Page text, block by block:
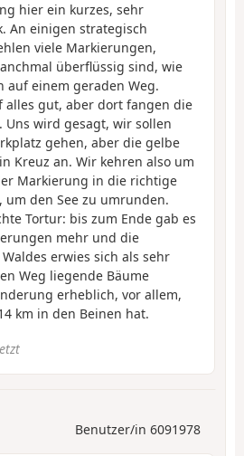
hier ein kurzes, sehr
An einigen strategisch
viele Markierungen,
überflüssig sind, wie
auf einem geraden Weg.
alles gut, aber dort fangen die
Uns wird gesagt, wir sollen
gehen, aber die gelbe
Kreuz an. Wir kehren also um
Markierung in die richtige
um den See zu umrunden.
Tortur: bis zum Ende gab es
mehr und die
erwies sich als sehr
Weg liegende Bäume
erheblich, vor allem,
km in den Beinen hat.
Benutzer/in 6091978